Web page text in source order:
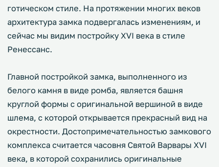
готическом стиле. На протяжении многих веков
архитектура замка подвергалась изменениям, и
сейчас мы видим постройку XVI века в стиле
Ренессанс.
Главной постройкой замка, выполненного из
белого камня в виде ромба, является башня
круглой формы с оригинальной вершиной в виде
шлема, с которой открывается прекрасный вид на
окрестности. Достопримечательностью замкового
комплекса считается часовня Святой Варвары XVI
века, в которой сохранились оригинальные